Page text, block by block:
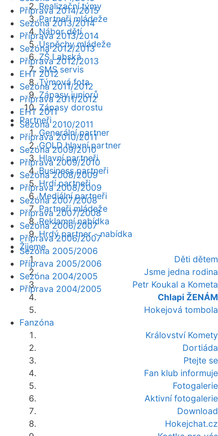
Realizační týmy
Partneři mládeže
Nábor dětí
Úspěchy mládeže
ZŠ Labská
SMS servis
Týmová fota
Zápasy juniorů
Zápasy dorostu
Partneři
Generální partner
GOLD hlavní partner
Hlavní partneři
Business partneři
Hrdí partneři
Mediální partneři
Partneři mládeže
Reklamní nabídka
Hrdý partner - nabídka
Žijeme
Děti dětem
Jsme jedna rodina
Petr Koukal a Kometa
Chlapi ŽENÁM
Hokejová tombola
Fanzóna
Království Komety
Dortiáda
Ptejte se
Fan klub informuje
Fotogalerie
Aktivní fotogalerie
Download
Hokejchat.cz
Příprava 2014/2015
Sezóna 2013/2014
Příprava 2013/2014
Sezóna 2012/2013
Příprava 2012/2013
EHT 2012
Sezóna 2011/2012
Příprava 2011/2012
EHT 2011
Sezóna 2010/2011
Příprava 2010/2011
Sezóna 2009/2010
Příprava 2009/2010
Sezóna 2008/2009
Příprava 2008/2009
Sezóna 2007/2008
Příprava 2007/2008
Sezóna 2006/2007
Příprava 2006/2007
Sezóna 2005/2006
Příprava 2005/2006
Sezóna 2004/2005
Příprava 2004/2005